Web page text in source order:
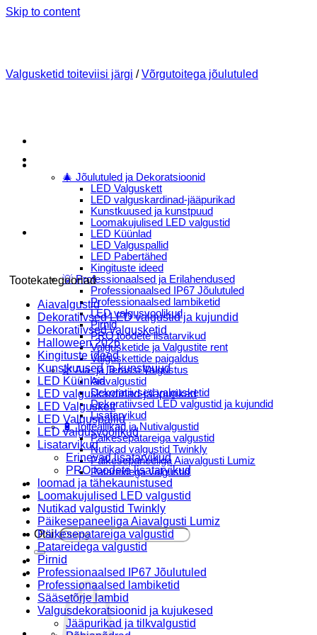
Skip to content
🎄 Jõulutuled ja Dekoratsioonid
LED Valguskett
LED valguskardinad-jääpurikad
Kunstkuused ja kunstpuud
Loomakujulised LED valgustid
LED Küünlad
LED Valguspallid
LED Pabertähed
Kingituste ideed
💡 Professionaalsed ja Erilahendused
Professionaalsed IP67 Jõulutuled
Professionaalsed lambiketid
LED valgusvoolikud
Pirnid
PRO toodete lisatarvikud
Valgusketide ja Valgustite rent
Valguskettide paigaldus
🌿 Aia- ja Terassi Valgustus
Aiavalgustid
Dekoratiivsed valgusketid
Dekoratiivsed LED valgustid ja kujundid
Lisatarvikud
🔋 Toiteallikad ja Nutivalgustid
Päikesepatareiga valgustid
Nutikad valgustid Twinkly
Päikesepaneeliga Aiavalgusti Lumiz
Patareidega valgustid
Päikeselaternad Lumiz
Valguskettide paigaldus
Blogi
Otsi:
Valgusketid toiteviisi järgi / Võrgutoitega jõulutuled
Tootekategooriad
Aiavalgustid
Dekoratiivsed LED valgustid ja kujundid
Dekoratiivsed valgusketid
Halloween 2026
Kingituste ideed
Kunstkuused ja kunstpuud
LED Küünlad
LED valguskardinad-jääpurikad
LED Valguskett
LED Valguspallid
LED valgusvoolikud
Lisatarvikud
Erinevad lisatarvikud
PRO toodete lisatarvikud
loomad ja tähekaunistused
Loomakujulised LED valgustid
Nutikad valgustid Twinkly
Päikesepaneeliga Aiavalgusti Lumiz
Päikesepatareiga valgustid
Patareidega valgustid
Pirnid
Professionaalsed IP67 Jõulutuled
Professionaalsed lambiketid
Sääsetõrje lambid
Valgusdekoratsioonid ja kujukesed
Jääpurikad ja tilkvalgustid